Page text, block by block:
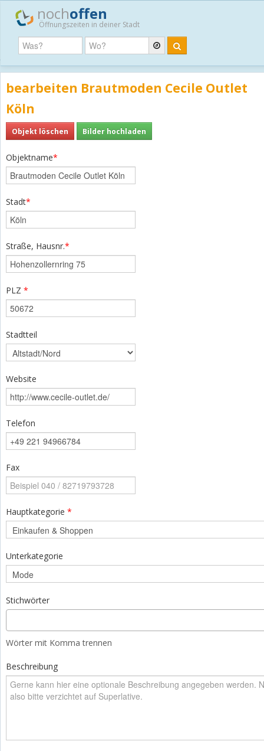
nochoffen
Öffnungszeiten in deiner Stadt
bearbeiten Brautmoden Cecile Outlet
Köln
Objekt löschen Bilder hochladen
Objektname*
Stadt*
Straße, Hausnr.*
PLZ *
Stadtteil
Website
Telefon
Fax
Hauptkategorie *
Unterkategorie
Stichwörter
Wörter mit Komma trennen
Beschreibung